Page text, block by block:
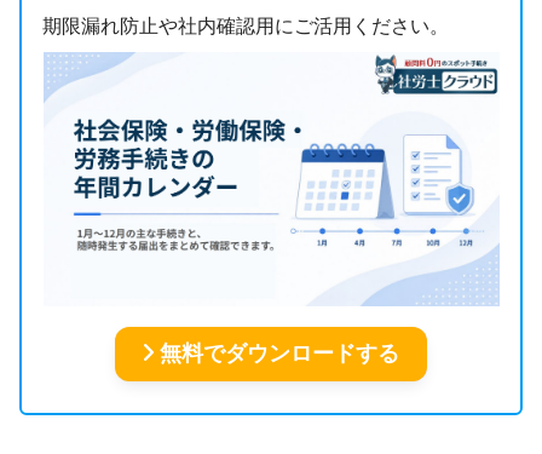
期限漏れ防止や社内確認用にご活用ください。
無料でダウンロードする